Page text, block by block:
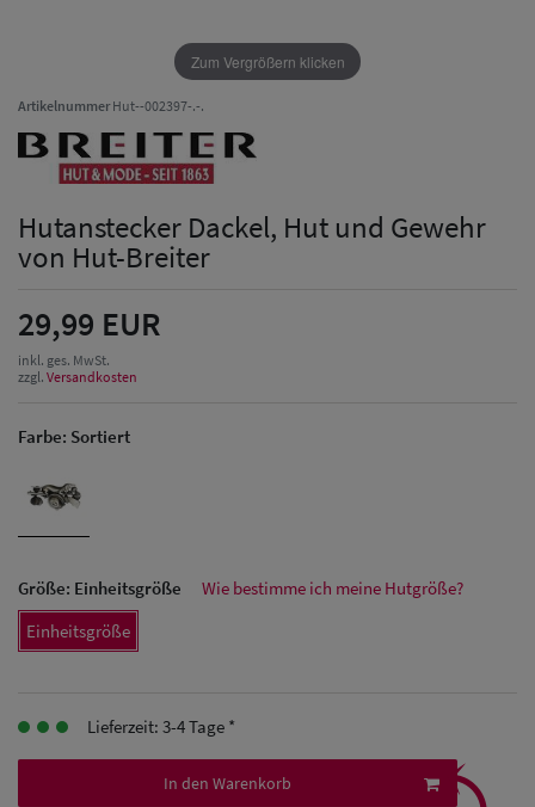
Herren Caps
Baseball Cpas
Zum Vergrößern klicken
ArtikelnummerHut--002397-.-.
Hutanstecker Dackel, Hut und Gewehr
von Hut-Breiter
29,99 EUR
inkl. ges. MwSt.
zzgl. Versandkosten
Farbe: Sortiert
Größe: Einheitsgröße
Wie bestimme ich meine Hutgröße?
Einheitsgröße
Lieferzeit: 3-4 Tage *
In den Warenkorb